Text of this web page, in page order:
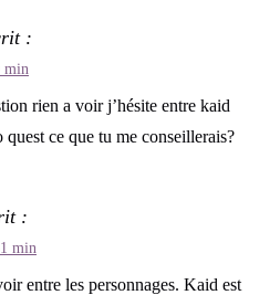
:
min
rien a voir j’hésite entre kaid
quest ce que tu me conseillerais?
:
min
entre les personnages. Kaid est